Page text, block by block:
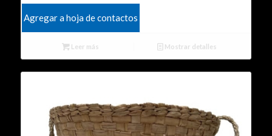
Agregar a hoja de contactos
Leer más Mostrar detalles